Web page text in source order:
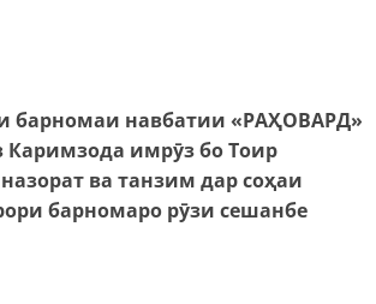
барномаи навбатии «РАҲОВАРД»
имрӯз бо Тоир
ва танзим дар соҳаи
барномаро рӯзи сешанбе